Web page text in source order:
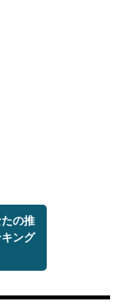
の推
ング